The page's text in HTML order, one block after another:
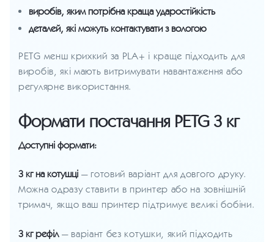
виробів, яким потрібна краща ударостійкість
деталей, які можуть контактувати з вологою
PETG менш крихкий за PLA+ і краще підходить для
виробів, які мають витримувати навантаження або
регулярне використання.
Формати постачання PETG 3 кг
Доступні формати:
3 кг на котушці — готовий варіант для довгого друку.
Можна одразу ставити в принтер або на зовнішній
тримач, якщо ваш принтер підтримує великі бобіни.
3 кг рефіл— варіант без котушки, який підходить